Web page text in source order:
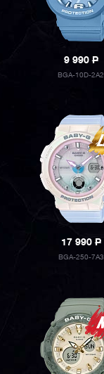
9 990P
BGA-10D-2A2
17 990P
BGA-250-7A3